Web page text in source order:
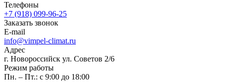
Телефоны
+7 (918) 099-96-25
Заказать звонок
E-mail
info@vimpel-climat.ru
Адрес
г. Новороссийск ул. Советов 2/6
Режим работы
Пн. – Пт.: с 9:00 до 18:00